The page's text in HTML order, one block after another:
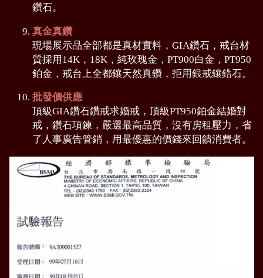
鑽石。
真金真鑽
現場展示品全部都是真材實料，GIA鑽石，戒台材
質採用14K，18K，純玫瑰金，PT900白金，PT950
鉑金，戒台上全都鑲天然真鑽，拒用銀戒鑲鋯石。
批發價供應
頂級GIA鑽石鑽戒求婚戒，頂級PT950鉑金結婚對
戒，鑽石項鍊，嚴選最高品質，沒有房租壓力，省
了人事廣告管銷，用最優惠的價錢來回饋消費者。